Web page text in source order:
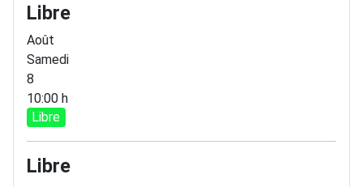
Libre
Août
Samedi
8
10:00 h
Libre
Libre